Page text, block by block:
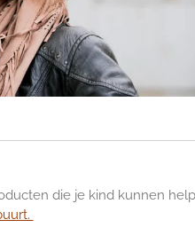
die je kind kunnen